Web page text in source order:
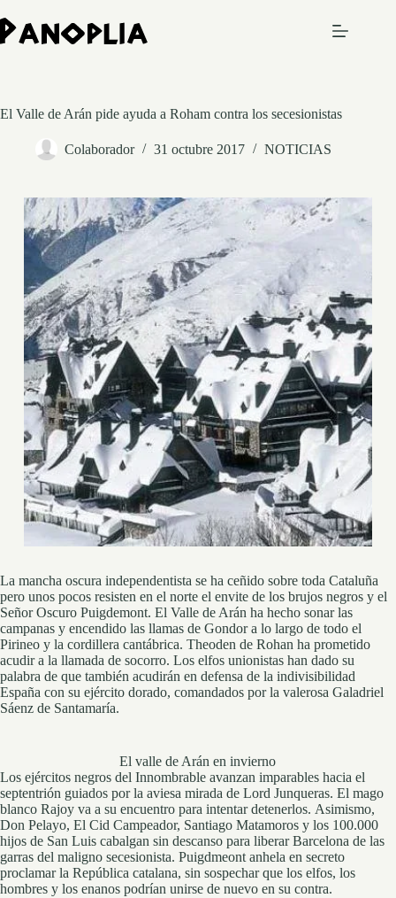
al
contenido
El Valle de Arán pide ayuda a Roham contra los secesionistas
Colaborador 31 octubre 2017 NOTICIAS
La mancha oscura independentista se ha ceñido sobre toda Cataluña
pero unos pocos resisten en el norte el envite de los brujos negros y el
Señor Oscuro Puigdemont. El Valle de Arán ha hecho sonar las
campanas y encendido las llamas de Gondor a lo largo de todo el
Pirineo y la cordillera cantábrica. Theoden de Rohan ha prometido
acudir a la llamada de socorro. Los elfos unionistas han dado su
palabra de que también acudirán en defensa de la indivisibilidad
España con su ejército dorado, comandados por la valerosa Galadriel
Sáenz de Santamaría.
El valle de Arán en invierno
Los ejércitos negros del Innombrable avanzan imparables hacia el
septentrión guiados por la aviesa mirada de Lord Junqueras. El mago
blanco Rajoy va a su encuentro para intentar detenerlos. Asimismo,
Don Pelayo, El Cid Campeador, Santiago Matamoros y los 100.000
hijos de San Luis cabalgan sin descanso para liberar Barcelona de las
garras del maligno secesionista. Puigdmeont anhela en secreto
proclamar la República catalana, sin sospechar que los elfos, los
hombres y los enanos podrían unirse de nuevo en su contra.